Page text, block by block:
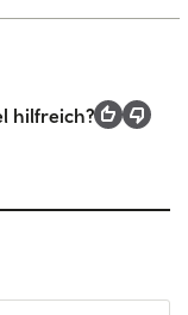
hilfreich?